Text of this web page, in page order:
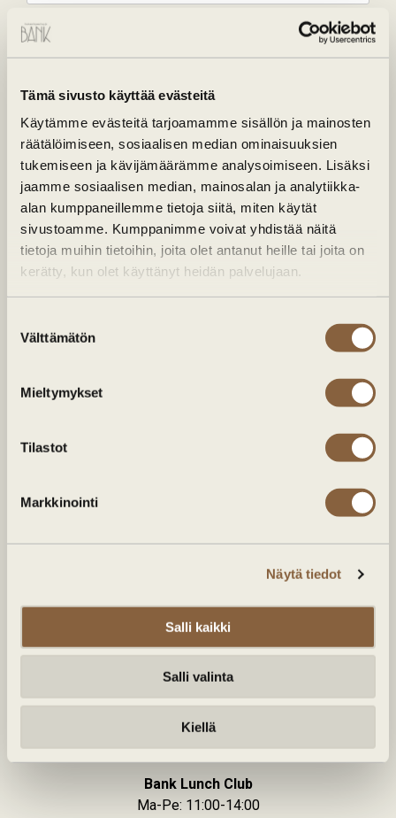
Tämä sivusto käyttää evästeitä
Käytämme evästeitä tarjoamamme sisällön ja mainosten
räätälöimiseen, sosiaalisen median ominaisuuksien
tukemiseen ja kävijämäärämme analysoimiseen. Lisäksi
jaamme sosiaalisen median, mainosalan ja analytiikka-
alan kumppaneillemme tietoja siitä, miten käytät
sivustoamme. Kumppanimme voivat yhdistää näitä
tietoja muihin tietoihin, joita olet antanut heille tai joita on
kerätty, kun olet käyttänyt heidän palvelujaan.
valinta
Välttämätön
Mieltymykset
Tilastot
Markkinointi
Näytä tiedot
Salli kaikki
Salli valinta
Kiellä
Sähköposti:*
Ravintola Bank saa lähestyä minua sähköpostitse
Liity
RAVINTOLA BANK
Bank Lunch Club
Ma-Pe: 11:00-14:00